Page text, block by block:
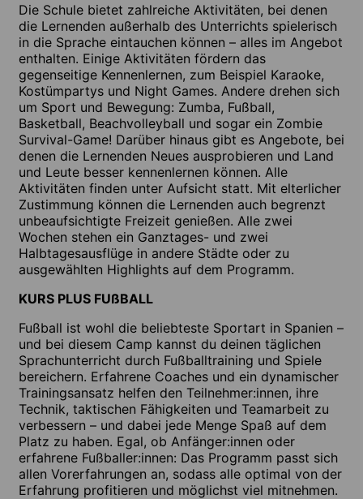
Die Schule bietet zahlreiche Aktivitäten, bei denen
die Lernenden außerhalb des Unterrichts spielerisch
in die Sprache eintauchen können – alles im Angebot
enthalten. Einige Aktivitäten fördern das
gegenseitige Kennenlernen, zum Beispiel Karaoke,
Kostümpartys und Night Games. Andere drehen sich
um Sport und Bewegung: Zumba, Fußball,
Basketball, Beachvolleyball und sogar ein Zombie
Survival-Game! Darüber hinaus gibt es Angebote, bei
denen die Lernenden Neues ausprobieren und Land
und Leute besser kennenlernen können. Alle
Aktivitäten finden unter Aufsicht statt. Mit elterlicher
Zustimmung können die Lernenden auch begrenzt
unbeaufsichtigte Freizeit genießen. Alle zwei
Wochen stehen ein Ganztages- und zwei
Halbtagesausflüge in andere Städte oder zu
ausgewählten Highlights auf dem Programm.
KURS PLUS FUßBALL
Fußball ist wohl die beliebteste Sportart in Spanien –
und bei diesem Camp kannst du deinen täglichen
Sprachunterricht durch Fußballtraining und Spiele
bereichern. Erfahrene Coaches und ein dynamischer
Trainingsansatz helfen den Teilnehmer:innen, ihre
Technik, taktischen Fähigkeiten und Teamarbeit zu
verbessern – und dabei jede Menge Spaß auf dem
Platz zu haben. Egal, ob Anfänger:innen oder
erfahrene Fußballer:innen: Das Programm passt sich
allen Vorerfahrungen an, sodass alle optimal von der
Erfahrung profitieren und möglichst viel mitnehmen.